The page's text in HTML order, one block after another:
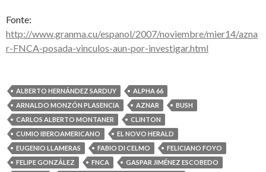
Fonte:
http://www.granma.cu/espanol/2007/noviembre/mier14/azna
r-FNCA-posada-vinculos-aun-por-investigar.html
ALBERTO HERNÁNDEZ SARDUY
ALPHA 66
ARNALDO MONZÓN PLASENCIA
AZNAR
BUSH
CARLOS ALBERTO MONTANER
CLINTON
CUMIO IBEROAMERICANO
EL NOVO HERALD
EUGENIO LLAMERAS
FABIO DI CELMO
FELICIANO FOYO
FELIPE GONZÁLEZ
FNCA
GASPAR JIMÉNEZ ESCOBEDO